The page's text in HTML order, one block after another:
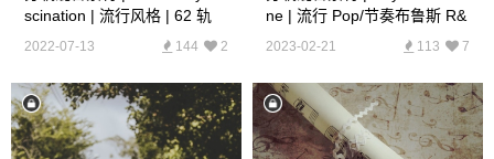
Scination | 流行风格 | 62 轨
2022-07-13 2
144
Ne | 流行 Pop/节奏布鲁斯 R&
B | 24 轨
2023-02-21 7
113